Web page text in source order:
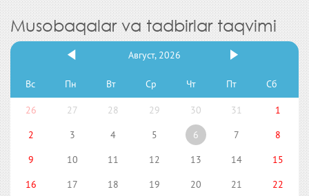
Musobaqalar va tadbirlar taqvimi
Август, 2026
Вс Пн Вт Ср Чт Пт Сб
26 27 28 29 30 31
1
2
3 4 5 6 7
8
9
10 11 12 13 14
15
16
17 18 19 20 21
22